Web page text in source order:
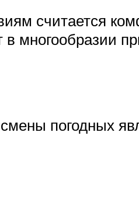
считается
многообразии
погодных